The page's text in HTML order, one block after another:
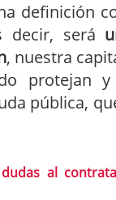
definición
decir, será
, nuestra
protejan
pública,
dudas al